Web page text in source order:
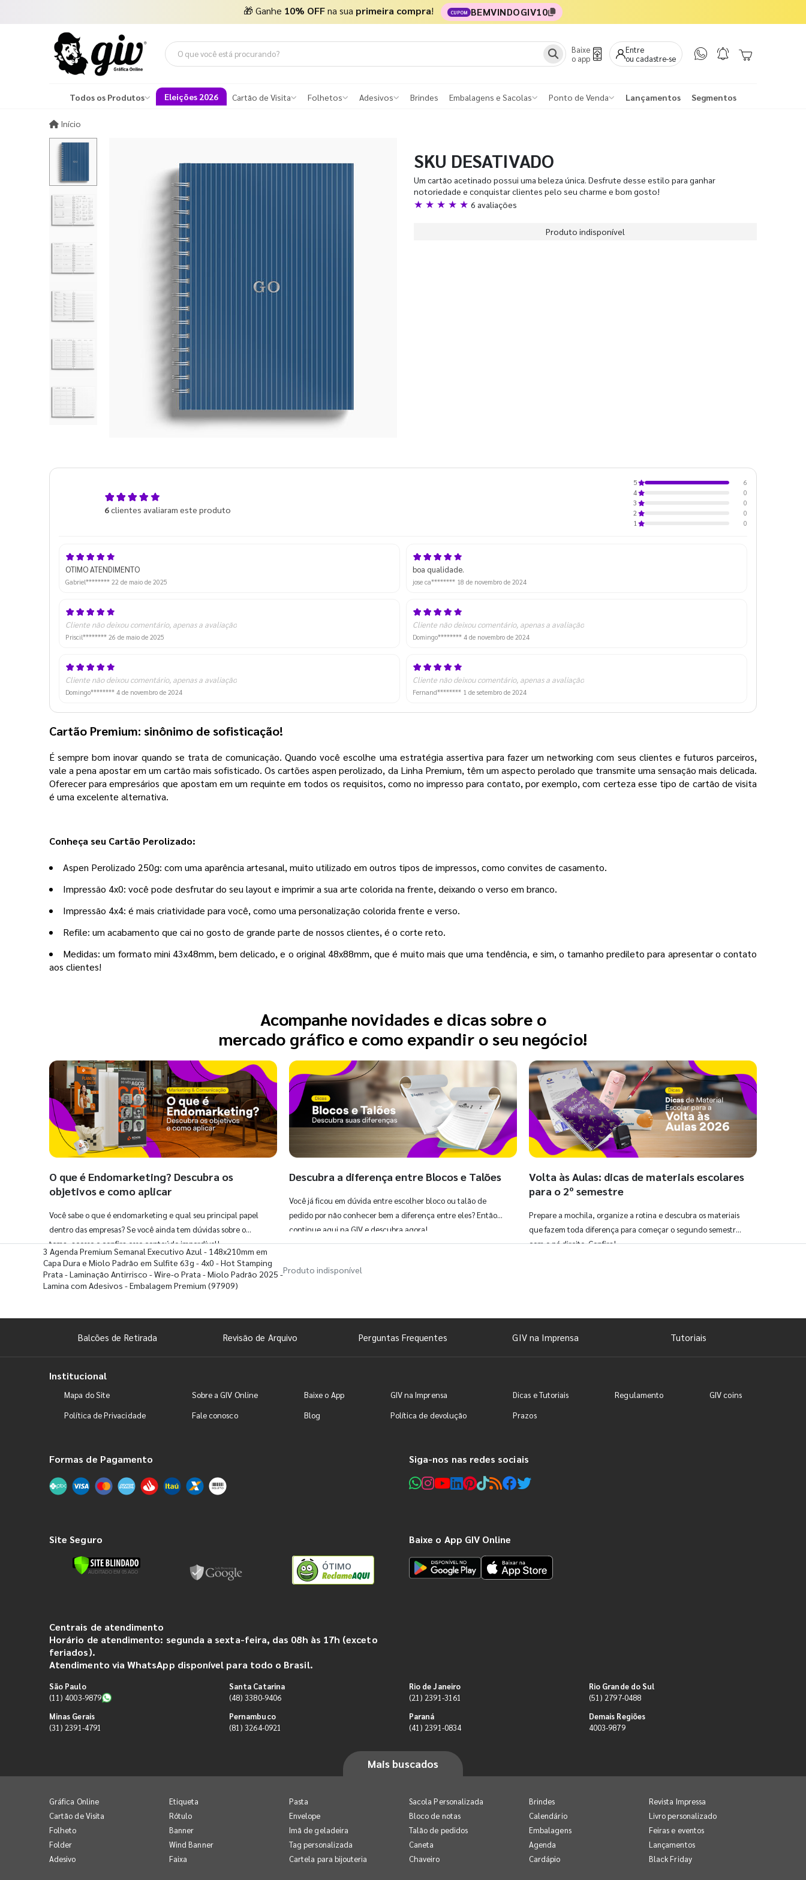
🎁 Ganhe 10% OFFna sua primeira compra! CUPOM BEMVINDOGIV10
Baixe
o app
Entre
ou cadastre-se
Todos os Produtos Eleições 2026 Cartão de Visita Folhetos Adesivos Brindes Embalagens e Sacolas Ponto de Venda Lançamentos Segmentos
Início
SKU DESATIVADO
Um cartão acetinado possui uma beleza única. Desfrute desse estilo para ganhar
notoriedade e conquistar clientes pelo seu charme e bom gosto!
★ ★ ★ ★ ★ 6 avaliações
Produto indisponível
6clientes avaliaram este produto
5
6
4
0
3
0
2
0
1
0
OTIMO ATENDIMENTO
Gabriel******** 22 de maio de 2025
boa qualidade.
jose ca******** 18 de novembro de 2024
Cliente não deixou comentário, apenas a avaliação
Priscil******** 26 de maio de 2025
Cliente não deixou comentário, apenas a avaliação
Domingo******** 4 de novembro de 2024
Cliente não deixou comentário, apenas a avaliação
Domingo******** 4 de novembro de 2024
Cliente não deixou comentário, apenas a avaliação
Fernand******** 1 de setembro de 2024
Cartão Premium: sinônimo de sofisticação!
É sempre bom inovar quando se trata de comunicação. Quando você escolhe uma estratégia assertiva para fazer um networking com seus clientes e futuros parceiros,
vale a pena apostar em um cartão mais sofisticado. Os cartões aspen perolizado, da Linha Premium, têm um aspecto perolado que transmite uma sensação mais delicada.
Oferecer para empresários que apostam em um requinte em todos os requisitos, como no impresso para contato, por exemplo, com certeza esse tipo de cartão de visita
é uma excelente alternativa.
Conheça seu Cartão Perolizado:
Aspen Perolizado 250g: com uma aparência artesanal, muito utilizado em outros tipos de impressos, como convites de casamento.
Impressão 4x0: você pode desfrutar do seu layout e imprimir a sua arte colorida na frente, deixando o verso em branco.
Impressão 4x4: é mais criatividade para você, como uma personalização colorida frente e verso.
Refile: um acabamento que cai no gosto de grande parte de nossos clientes, é o corte reto.
Medidas: um formato mini 43x48mm, bem delicado, e o original 48x88mm, que é muito mais que uma tendência, e sim, o tamanho predileto para apresentar o contato
aos clientes!
Acompanhe novidades e dicas sobre o
mercado gráfico e como expandir o seu negócio!
O que é Endomarketing? Descubra os
objetivos e como aplicar
Você sabe o que é endomarketing e qual seu principal papel
dentro das empresas? Se você ainda tem dúvidas sobre o
tema, acesse e confira esse conteúdo imperdível!
Descubra a diferença entre Blocos e Talões
Você já ficou em dúvida entre escolher bloco ou talão de
pedido por não conhecer bem a diferença entre eles? Então,
continue aqui na GIV e descubra agora!
Volta às Aulas: dicas de materiais escolares
para o 2º semestre
Prepare a mochila, organize a rotina e descubra os materiais
que fazem toda diferença para começar o segundo semestre
com o pé direito. Confira!
3 Agenda Premium Semanal Executivo Azul - 148x210mm em
Capa Dura e Miolo Padrão em Sulfite 63g - 4x0 - Hot Stamping
Prata - Laminação Antirrisco - Wire-o Prata - Miolo Padrão 2025 -
Lamina com Adesivos - Embalagem Premium (97909)
Produto indisponível
Balcões de Retirada Revisão de Arquivo Perguntas Frequentes GIV na Imprensa Tutoriais
Institucional
Mapa do Site Sobre a GIV Online Baixe o App GIV na Imprensa Dicas e Tutoriais Regulamento
GIV coins
Política de Privacidade
Fale conosco Blog Política de devolução Prazos
Formas de Pagamento Siga-nos nas redes sociais
Site Seguro
ÓTIMO
Baixe o App GIV Online
Centrais de atendimento
Horário de atendimento: segunda a sexta-feira, das 08h às 17h (exceto
feriados).
Atendimento via WhatsApp disponível para todo o Brasil.
São Paulo
(11) 4003-9879
Minas Gerais
(31) 2391-4791
Santa Catarina
(48) 3380-9406
Pernambuco
(81) 3264-0921
Rio de Janeiro
(21) 2391-3161
Paraná
(41) 2391-0834
Rio Grande do Sul
(51) 2797-0488
Demais Regiões
4003-9879
Mais buscados
Gráfica Online
Cartão de Visita
Folheto
Folder
Adesivo
Etiqueta
Rótulo
Banner
Wind Banner
Faixa
Pasta
Envelope
Imã de geladeira
Tag personalizada
Cartela para bijouteria
Sacola Personalizada
Bloco de notas
Talão de pedidos
Caneta
Chaveiro
Brindes
Calendário
Embalagens
Agenda
Cardápio
Revista Impressa
Livro personalizado
Feiras e eventos
Lançamentos
Black Friday